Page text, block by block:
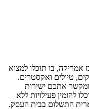
אמריקה, בו תוכלו למצוא
טיולים ואקסטרים.
אתכם ישירות
להזמין פעילויות ללא
התשלום בבית העסק.